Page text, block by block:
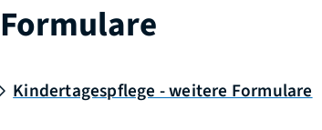
Formulare
Kindertagespflege - weitere Formulare